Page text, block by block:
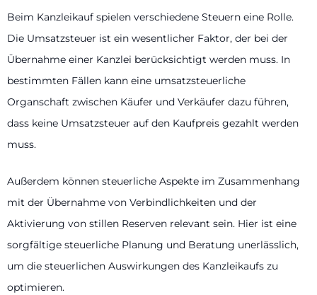
Beim Kanzleikauf spielen verschiedene Steuern eine Rolle.
Die Umsatzsteuer ist ein wesentlicher Faktor, der bei der
Übernahme einer Kanzlei berücksichtigt werden muss. In
bestimmten Fällen kann eine umsatzsteuerliche
Organschaft zwischen Käufer und Verkäufer dazu führen,
dass keine Umsatzsteuer auf den Kaufpreis gezahlt werden
muss.
Außerdem können steuerliche Aspekte im Zusammenhang
mit der Übernahme von Verbindlichkeiten und der
Aktivierung von stillen Reserven relevant sein. Hier ist eine
sorgfältige steuerliche Planung und Beratung unerlässlich,
um die steuerlichen Auswirkungen des Kanzleikaufs zu
optimieren.